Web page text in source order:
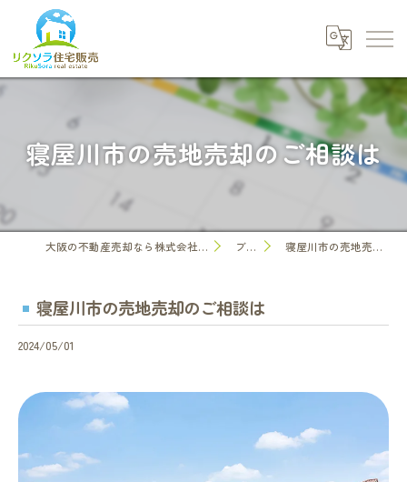
寝屋川市の売地売却のご相談は
大阪の不動産売却なら株式会社リクソラ住宅販売 ブログ 寝屋川市の売地売却のご相談は
寝屋川市の売地売却のご相談は
2024/05/01